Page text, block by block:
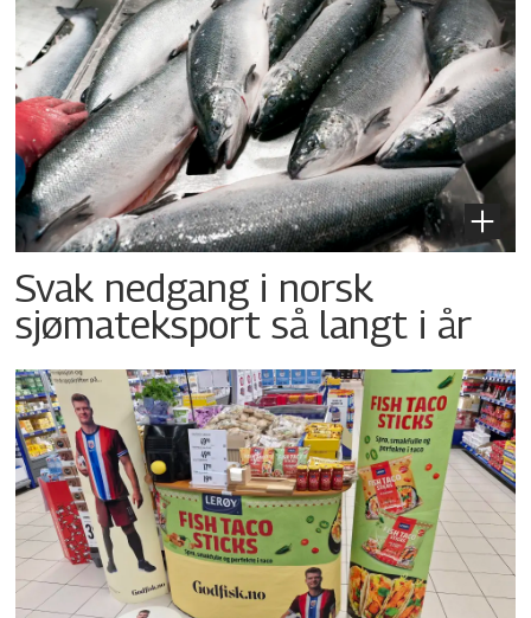
Svak nedgang i norsk
sjømateksport så langt i år